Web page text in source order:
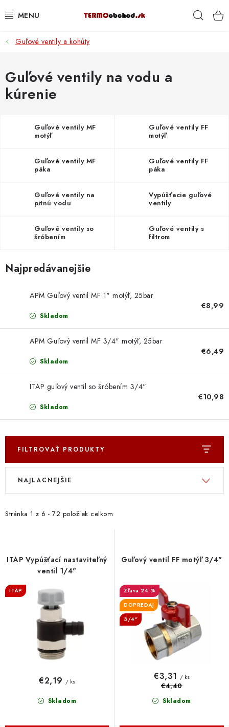
na
VYKUROVANIE
ROZVOD VODY A KÚRENIA
ODPAD A KANALIZÁCIA
PRACOVNÉ POMÔCKY
Doprava a Platba
Guľové ventily a kohúty
Guľové ventily na vodu a
kúrenie
Guľové ventily MF
motýľ
Guľové ventily FF
motýľ
Guľové ventily MF
páka
Guľové ventily FF
páka
Guľové ventily na
pitnú vodu
Vypúšťacie guľové
ventily
Guľové ventily so
šróbením
Guľové ventily s
filtrom
Najpredávanejšie
APM Guľový ventil MF 1" motýľ, 25bar
Skladom
€8,99
APM Guľový ventil MF 3/4" motýľ, 25bar
Skladom
€6,49
ITAP guľový ventil so šróbením 3/4"
Skladom
€10,98
FILTROVAŤ PRODUKTY
V
i
r
d
u
Stránka 1 z 6 - 72 položiek celkom
R
e
e
r
o
NAJLACNEJŠIE
ITAP Vypúšťací nastaviteľný
ventil 1/4"
ITAP
Skladom
€2,19 / ks
Guľový ventil FF motýľ 3/4"
24 %
DOPREDAJ
3/4"
Skladom
€3,31 / ks
€4,40